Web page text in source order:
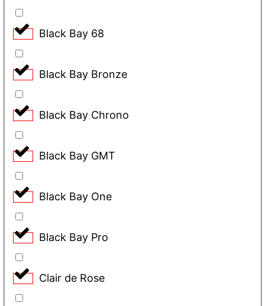
Black Bay 68
Black Bay Bronze
Black Bay Chrono
Black Bay GMT
Black Bay One
Black Bay Pro
Clair de Rose